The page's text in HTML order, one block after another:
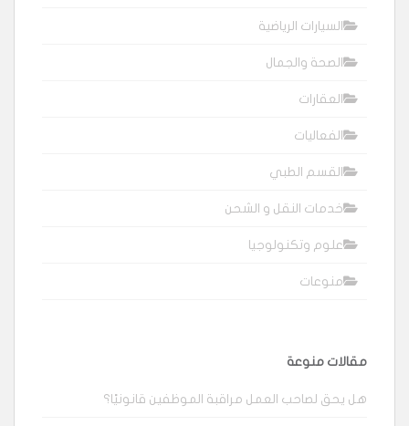
السيارات الرياضية
الصحة والجمال
العقارات
الفعاليات
القسم الطبي
خدمات النقل و الشحن
علوم وتكنولوجيا
منوعات
مقالات منوعة
هل يحق لصاحب العمل مراقبة الموظفين قانونيًا؟